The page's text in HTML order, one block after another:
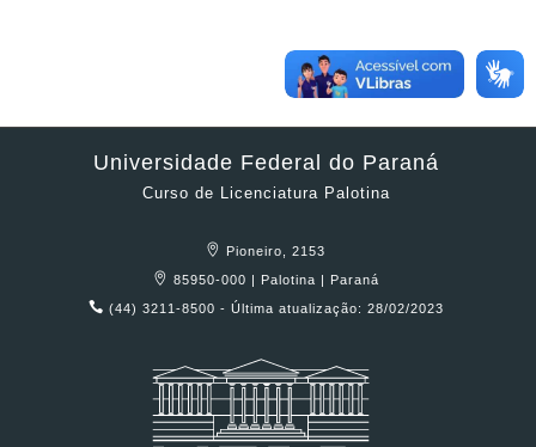
Universidade Federal do Paraná
Curso de Licenciatura Palotina
Pioneiro, 2153
85950-000 | Palotina | Paraná
(44) 3211-8500 - Última atualização: 28/02/2023